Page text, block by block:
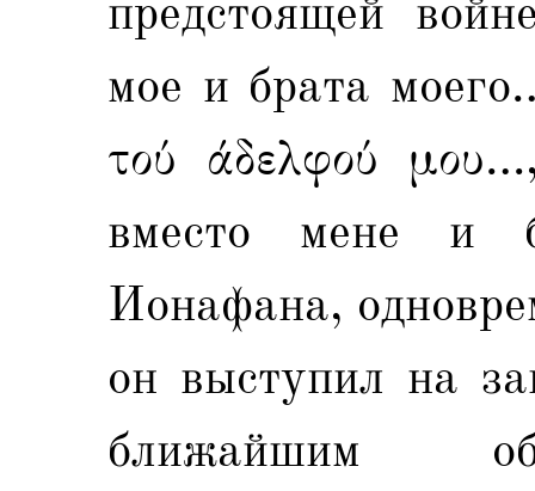
предстоящей
мое и брата
τού άδελφού
вместо мене и
Ионафана,
он выступил на
ближайшим